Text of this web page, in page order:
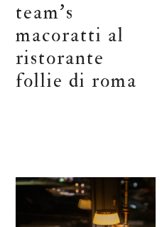
team’s
macoratti al
ristorante
follie di roma